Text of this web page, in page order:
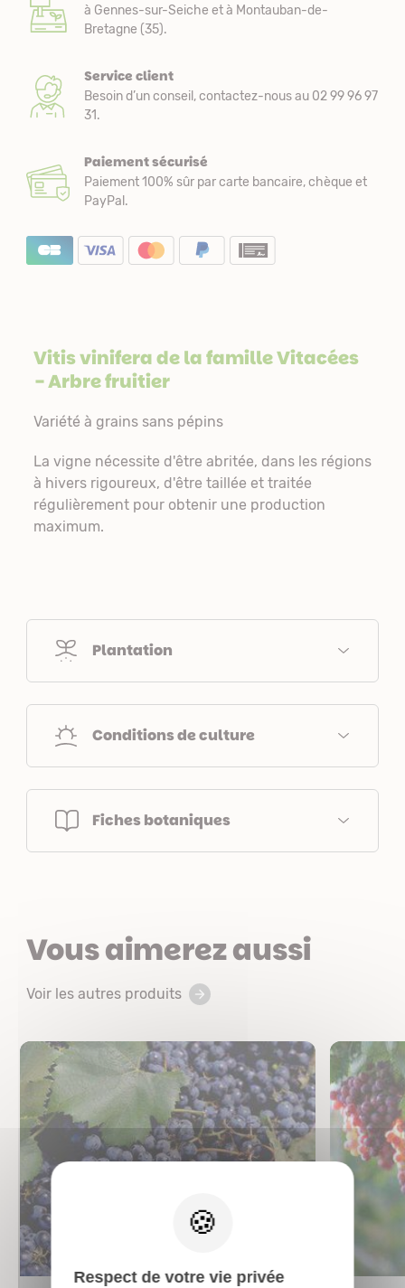
à Gennes-sur-Seiche et à Montauban-de-
Bretagne (35).
Service client
Besoin d’un conseil, contactez-nous au 02 99 96 97
31.
Paiement sécurisé
Paiement 100% sûr par carte bancaire, chèque et
PayPal.
Vitis vinifera de la familleVitacées
- Arbre fruitier
Variété à grains sans pépins
La vigne nécessite d'être abritée, dans les régions
à hivers rigoureux, d'être taillée et traitée
régulièrement pour obtenir une production
maximum.
Plantation
Conditions de culture
Fiches botaniques
Vous aimerez aussi
Voir les autres produits
Respect de votre vie privée